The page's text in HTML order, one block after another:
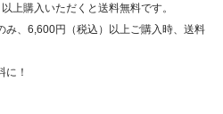
上購入いただくと送料無料です。
、6,600円（税込）以上ご購入時、送料
！